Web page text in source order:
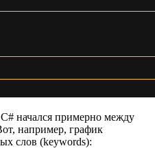
начался примерно между
например, график
слов (keywords):